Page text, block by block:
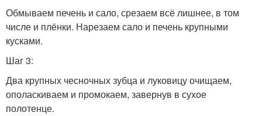
Обмываем печень и сало, срезаем всё лишнее, в том
числе и плёнки. Нарезаем сало и печень крупными
кусками.
Шаг 3:
Два крупных чесночных зубца и луковицу очищаем,
ополаскиваем и промокаем, завернув в сухое
полотенце.